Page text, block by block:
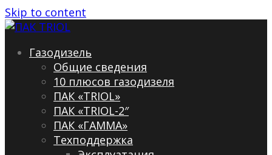
Skip to content
Газодизель
Общие сведения
10 плюсов газодизеля
ПАК «TRIOL»
ПАК «TRIOL-2″
ПАК «ГАММА»
Техподдержка